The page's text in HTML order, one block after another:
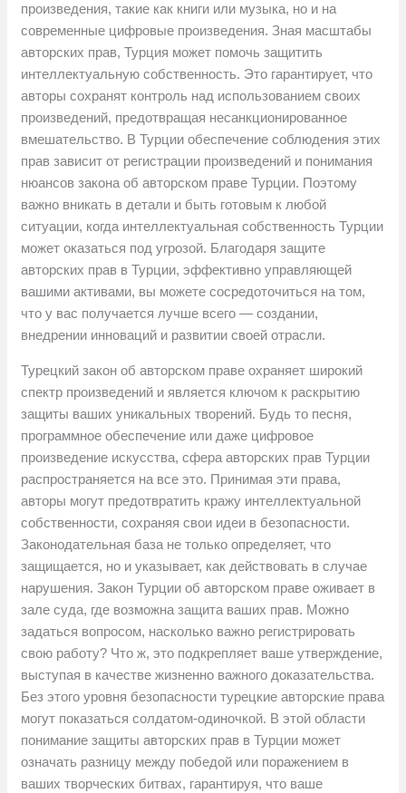
произведения, такие как книги или музыка, но и на
современные цифровые произведения. Зная масштабы
авторских прав, Турция может помочь защитить
интеллектуальную собственность. Это гарантирует, что
авторы сохранят контроль над использованием своих
произведений, предотвращая несанкционированное
вмешательство. В Турции обеспечение соблюдения этих
прав зависит от регистрации произведений и понимания
нюансов закона об авторском праве Турции. Поэтому
важно вникать в детали и быть готовым к любой
ситуации, когда интеллектуальная собственность Турции
может оказаться под угрозой. Благодаря защите
авторских прав в Турции, эффективно управляющей
вашими активами, вы можете сосредоточиться на том,
что у вас получается лучше всего — создании,
внедрении инноваций и развитии своей отрасли.
Турецкий закон об авторском праве охраняет широкий
спектр произведений и является ключом к раскрытию
защиты ваших уникальных творений. Будь то песня,
программное обеспечение или даже цифровое
произведение искусства, сфера авторских прав Турции
распространяется на все это. Принимая эти права,
авторы могут предотвратить кражу интеллектуальной
собственности, сохраняя свои идеи в безопасности.
Законодательная база не только определяет, что
защищается, но и указывает, как действовать в случае
нарушения. Закон Турции об авторском праве оживает в
зале суда, где возможна защита ваших прав. Можно
задаться вопросом, насколько важно регистрировать
свою работу? Что ж, это подкрепляет ваше утверждение,
выступая в качестве жизненно важного доказательства.
Без этого уровня безопасности турецкие авторские права
могут показаться солдатом-одиночкой. В этой области
понимание защиты авторских прав в Турции может
означать разницу между победой или поражением в
ваших творческих битвах, гарантируя, что ваше